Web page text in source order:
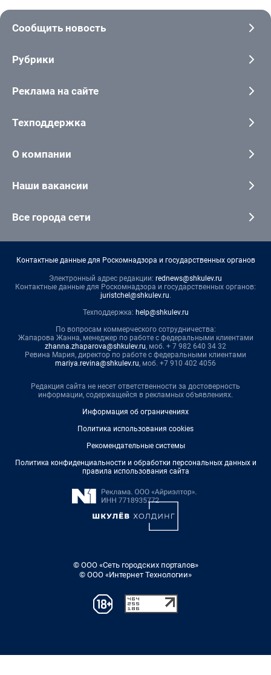
Сообщить новость
Рубрики
Реклама на сайте
Техподдержка
О компании
Наши вакансии
Все города сети
Контактные данные для Роскомнадзора и государственных органов
Электронный адрес редакции: rednews@shkulev.ru
Контактные данные для Роскомнадзора и государственных органов:
juristchel@shkulev.ru.
Техподдержка: help@shkulev.ru
По вопросам коммерческого сотрудничества:
Жапарова Жанна, менеджер по работе с федеральными клиентами
zhanna.zhaparova@shkulev.ru, моб. + 7 982 640 34 32
Ревина Мария, директор по работе с федеральными клиентами
mariya.revina@shkulev.ru, моб. +7 910 402 4056
Редакция сайта не несет ответственности за достоверность
информации, содержащейся в рекламных объявлениях.
Информация об ограничениях
Политика использования cookies
Рекомендательные системы
Политика конфиденциальности и обработки персональных данных и
правила использования сайта
© ООО «Сеть городских порталов»
© ООО «Интернет Технологии»